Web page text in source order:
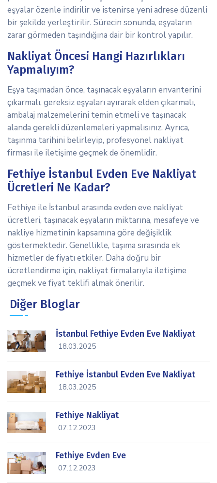
eşyalar özenle indirilir ve istenirse yeni adrese düzenli
bir şekilde yerleştirilir. Sürecin sonunda, eşyaların
zarar görmeden taşındığına dair bir kontrol yapılır.
Nakliyat Öncesi Hangi Hazırlıkları
Yapmalıyım?
Eşya taşımadan önce, taşınacak eşyaların envanterini
çıkarmalı, gereksiz eşyaları ayırarak elden çıkarmalı,
ambalaj malzemelerini temin etmeli ve taşınacak
alanda gerekli düzenlemeleri yapmalısınız. Ayrıca,
taşınma tarihini belirleyip, profesyonel nakliyat
firması ile iletişime geçmek de önemlidir.
Fethiye İstanbul Evden Eve Nakliyat
Ücretleri Ne Kadar?
Fethiye ile İstanbul arasında evden eve nakliyat
ücretleri, taşınacak eşyaların miktarına, mesafeye ve
nakliye hizmetinin kapsamına göre değişiklik
göstermektedir. Genellikle, taşıma sırasında ek
hizmetler de fiyatı etkiler. Daha doğru bir
ücretlendirme için, nakliyat firmalarıyla iletişime
geçmek ve fiyat teklifi almak önerilir.
Diğer Bloglar
İstanbul Fethiye Evden Eve Nakliyat
icon
18.03.2025
Fethiye İstanbul Evden Eve Nakliyat
icon
18.03.2025
Fethiye Nakliyat
icon
07.12.2023
Fethiye Evden Eve
icon
07.12.2023